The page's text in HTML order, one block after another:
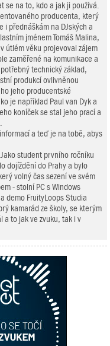
se na to, kdo a jak ji používá.
producenta, který
i přednáškám na DJských a
jménem Tomáš Malina,
útlém věku projevoval zájem
zaměřené na komunikace a
technický základ,
produkcí ovlivněnou
jeho producentské
je například Paul van Dyk a
koníček se stal jeho prací a
a teď je na tobě, abys
student prvního ročníku
dojíždění do Prahy a bylo
volný čas sezení ve svém
- stolní PC s Windows
demo FruityLoops Studia
kamarád ze školy, se kterým
a to jak ve zvuku, tak i v